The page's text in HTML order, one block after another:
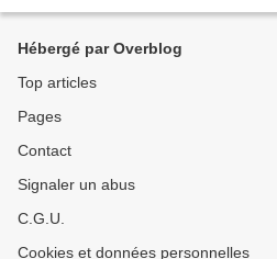
Hébergé par Overblog
Top articles
Pages
Contact
Signaler un abus
C.G.U.
Cookies et données personnelles